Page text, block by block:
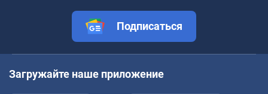
Подписаться
Загружайте наше приложение